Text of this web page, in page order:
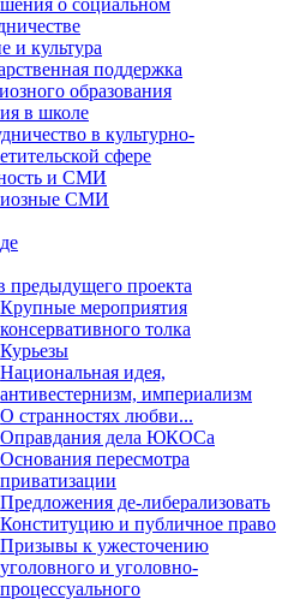
о социальном
и культура
поддержка
образования
в школе
в культурно-
сфере
и СМИ
СМИ
предыдущего проекта
Крупные мероприятия
консервативного толка
Курьезы
Национальная идея,
антивестернизм, империализм
О странностях любви...
Оправдания дела ЮКОСа
Основания пересмотра
приватизации
Предложения де-либерализовать
Конституцию и публичное право
Призывы к ужесточению
уголовного и уголовно-
процессуального